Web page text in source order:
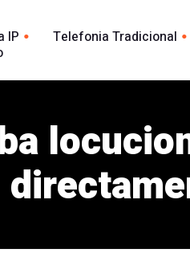
IP
AI
Telefonia Tradicional
Análisis Llamadas
902
Línea 900